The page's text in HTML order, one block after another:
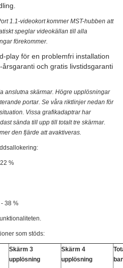
1.1-videokort kommer MST-hubben att
speglar videokällan till alla
förekommer.
play för en problemfri installation
och gratis livstidsgaranti
anslutna skärmar. Högre upplösningar
portar. Se våra riktlinjer nedan för
Vissa grafikadaptrar har
sända till upp till totalt tre skärmar.
den fjärde att avaktiveras.
%
38 %
som stöds:
Skärm 3
upplösning
Skärm 4
upplösning